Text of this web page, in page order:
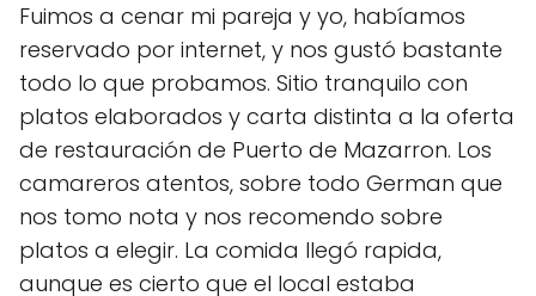
Fuimos a cenar mi pareja y yo, habíamos
reservado por internet, y nos gustó bastante
todo lo que probamos. Sitio tranquilo con
platos elaborados y carta distinta a la oferta
de restauración de Puerto de Mazarron. Los
camareros atentos, sobre todo German que
nos tomo nota y nos recomendo sobre
platos a elegir. La comida llegó rapida,
aunque es cierto que el local estaba